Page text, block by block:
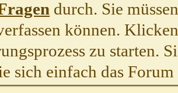
durch. Sie
können.
zu starten.
sich einfach das